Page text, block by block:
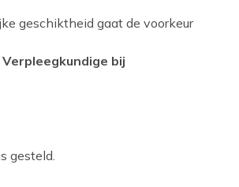
geschiktheid gaat de voorkeur
bij
gesteld.